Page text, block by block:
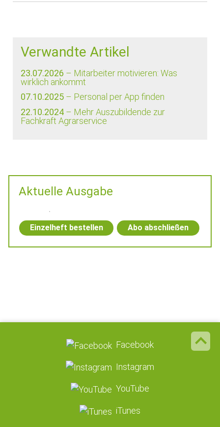
Verwandte Artikel
23.07.2026 – Mitarbeiter motivieren: Was
wirklich ankommt
07.10.2025 – Personal per App finden
22.10.2024 – Mehr Auszubildende zur
Fachkraft Agrarservice
Aktuelle Ausgabe
Einzelheft bestellen Abo abschließen
Facebook
Instagram
YouTube
iTunes